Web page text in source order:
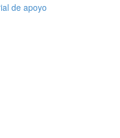
de apoyo